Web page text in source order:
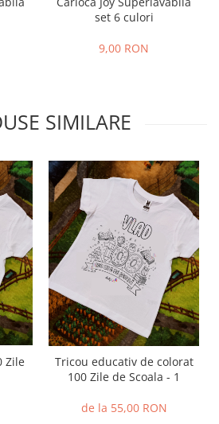
set 6 culori
9,00 RON
SIMILARE
Zile
Tricou educativ de colorat
100 Zile de Scoala - 1
de la 55,00 RON